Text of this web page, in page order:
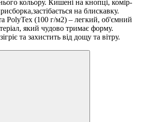
кольору. Кишені на кнопці, комір-
на блискавку.
PolyTex (100 г/м2) – легкий, об'ємний
який чудово тримає форму.
та захистить від дощу та вітру.